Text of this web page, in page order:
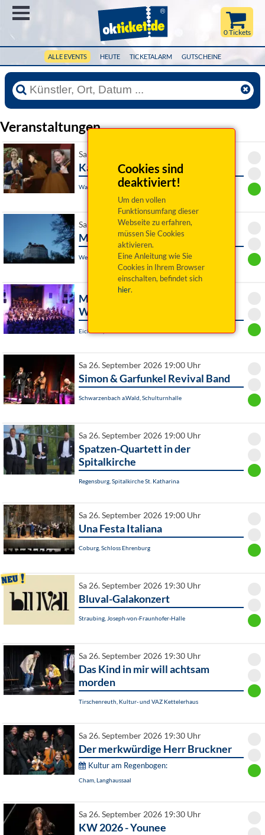
ALLE EVENTS HEUTE TICKETALARM GUTSCHEINE
0 Tickets
Cookies sind
deaktiviert!
Um den vollen
Funktionsumfang dieser
Webseite zu erfahren,
müssen Sie Cookies
aktivieren.
Eine Anleitung wie Sie
Cookies in Ihrem Browser
einschalten, befindet sich
hier.
Veranstaltungen
Sa 26. September 2026 19:00 Uhr
Kammerkonzert
Waldsassen, Harmoniesaal
Sa 26. September 2026 19:00 Uhr
Macbeth
Wenzenbach, Schloss Schönberg
Movie Night - Eine Reise in die
Welt der Filmmusik
Eichstätt, Altes Stadttheater
Sa 26. September 2026 19:00 Uhr
Simon & Garfunkel Revival Band
Schwarzenbach a.Wald, Schulturnhalle
Sa 26. September 2026 19:00 Uhr
Spatzen-Quartett in der
Spitalkirche
Regensburg, Spitalkirche St. Katharina
Sa 26. September 2026 19:00 Uhr
Una Festa Italiana
Coburg, Schloss Ehrenburg
Sa 26. September 2026 19:30 Uhr
Bluval-Galakonzert
Straubing, Joseph-von-Fraunhofer-Halle
Sa 26. September 2026 19:30 Uhr
Das Kind in mir will achtsam
morden
Tirschenreuth, Kultur- und VAZ Kettelerhaus
Sa 26. September 2026 19:30 Uhr
Der merkwürdige Herr Bruckner
Kultur am Regenbogen:
Cham, Langhaussaal
Sa 26. September 2026 19:30 Uhr
KW 2026 - Younee